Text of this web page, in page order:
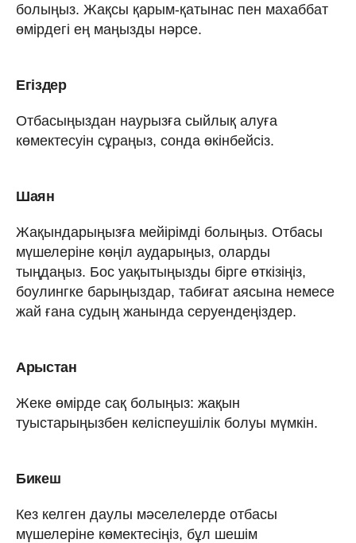
болыңыз. Жақсы қарым-қатынас пен махаббат
өмірдегі ең маңызды нәрсе.
Егіздер
Отбасыңыздан наурызға сыйлық алуға
көмектесуін сұраңыз, сонда өкінбейсіз.
Шаян
Жақындарыңызға мейірімді болыңыз. Отбасы
мүшелеріне көңіл аударыңыз, оларды
тыңдаңыз. Бос уақытыңызды бірге өткізіңіз,
боулингке барыңыздар, табиғат аясына немесе
жай ғана судың жанында серуендеңіздер.
Арыстан
Жеке өмірде сақ болыңыз: жақын
туыстарыңызбен келіспеушілік болуы мүмкін.
Бикеш
Кез келген даулы мәселелерде отбасы
мүшелеріне көмектесіңіз, бұл шешім